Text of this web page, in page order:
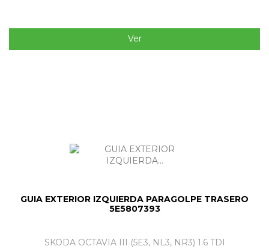
Ver
GUIA EXTERIOR IZQUIERDA PARAGOLPE TRASERO
5E5807393
SKODA OCTAVIA III (5E3, NL3, NR3) 1.6 TDI